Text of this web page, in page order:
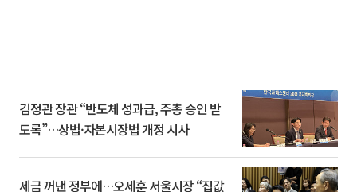
김정관 장관 “반도체 성과급, 주총 승인 받
도록”…상법·자본시장법 개정 시사
세금 꺼낸 정부에…오세훈 서울시장 “집값